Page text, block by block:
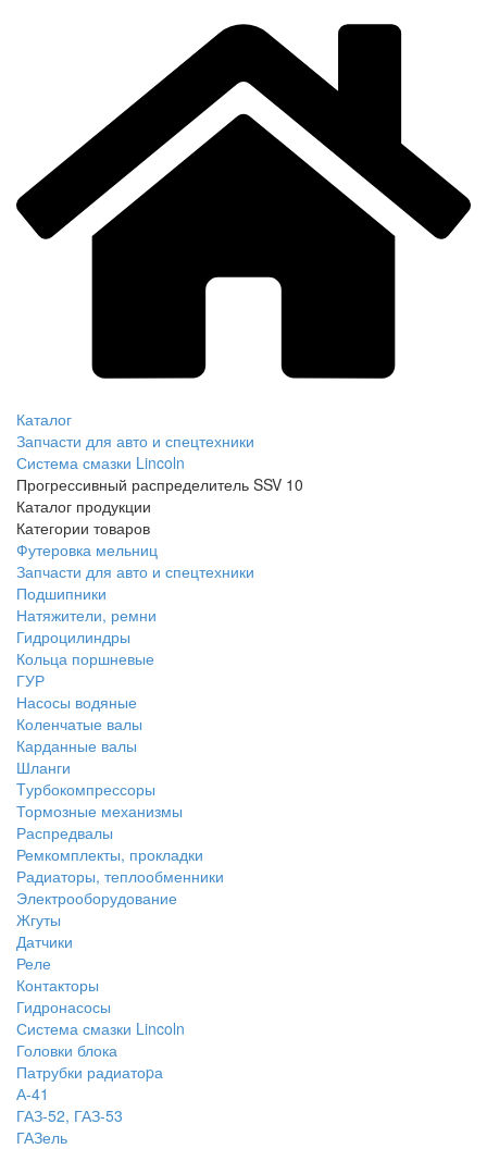
Каталог
Запчасти для авто и спецтехники
Система смазки Lincoln
Прогрессивный распределитель SSV 10
Каталог продукции
Категории товаров
Футеровка мельниц
Запчасти для авто и спецтехники
Подшипники
Натяжители, ремни
Гидроцилиндры
Кольца поршневые
ГУР
Насосы водяные
Коленчатые валы
Карданные валы
Шланги
Tурбокомпрессоры
Тормозные механизмы
Распредвалы
Ремкомплекты, прокладки
Радиаторы, теплообменники
Электрооборудование
Жгуты
Датчики
Реле
Контакторы
Гидронасосы
Система смазки Lincoln
Головки блока
Патрубки радиатоpа
А-41
ГАЗ-52, ГАЗ-53
ГАЗель